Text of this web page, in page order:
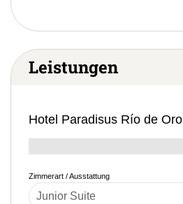
Leistungen
Hotel Paradisus Río de Oro
Zimmerart / Ausstattung